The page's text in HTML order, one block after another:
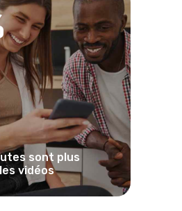
sont plus
vidéos